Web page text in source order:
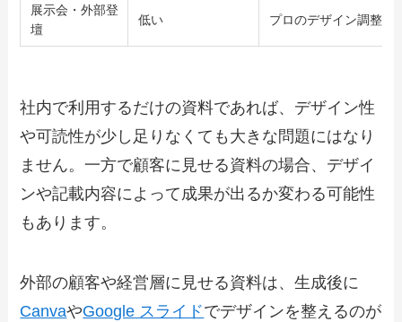
展示会・外部登
壇
低い プロのデザイン調整を
社内で利用するだけの資料であれば、デザイン性
や可読性が少し足りなくても大きな問題にはなり
ません。一方で顧客に見せる資料の場合、デザイ
ンや記載内容によって成果が出るか変わる可能性
もあります。
外部の顧客や経営層に見せる資料は、生成後に
CanvaやGoogle スライドでデザインを整えるのが